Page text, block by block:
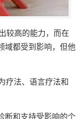
较高的能力，而在
域都受到影响，但他
疗法、语言疗法和
断和支持受影响的个